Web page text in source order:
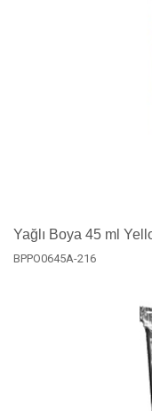
Yağlı Boya 45 ml
BPPO0645A-216